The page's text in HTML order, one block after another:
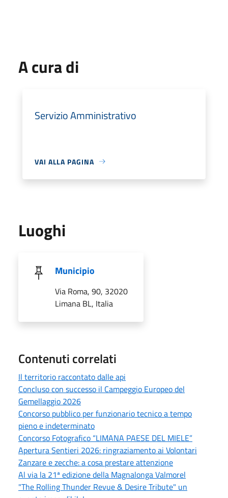
A cura di
Servizio Amministrativo
VAI ALLA PAGINA
Luoghi
Municipio
Via Roma, 90, 32020
Limana BL, Italia
Contenuti correlati
Il territorio raccontato dalle api
Concluso con successo il Campeggio Europeo del
Gemellaggio 2026
Concorso pubblico per funzionario tecnico a tempo
pieno e indeterminato
Concorso Fotografico “LIMANA PAESE DEL MIELE”
Apertura Sentieri 2026: ringraziamento ai Volontari
Zanzare e zecche: a cosa prestare attenzione
Al via la 21ª edizione della Magnalonga Valmorel
"The Rolling Thunder Revue & Desire Tribute" un